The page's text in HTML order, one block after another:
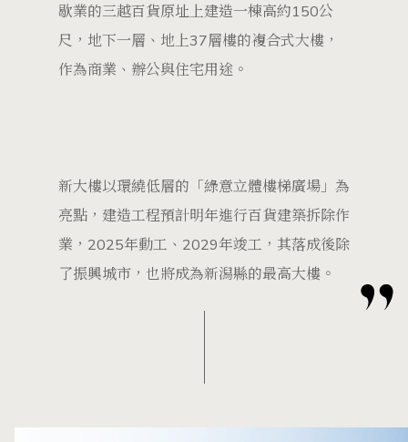
歇業的三越百貨原址上建造一棟高約150公
尺，地下一層、地上37層樓的複合式大樓，
作為商業、辦公與住宅用途。
新大樓以環繞低層的「綠意立體樓梯廣場」為
亮點，建造工程預計明年進行百貨建築拆除作
業，2025年動工、2029年竣工，其落成後除
了振興城市，也將成為新潟縣的最高大樓。